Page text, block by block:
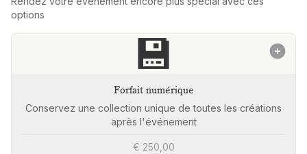
options
💾
Forfait numérique
Conservez une collection unique de toutes les créations
après l'événement
€ 250,00